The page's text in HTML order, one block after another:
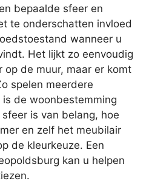
bepaalde sfeer en
te onderschatten invloed
wanneer u
Het lijkt zo eenvoudig
op de muur, maar er komt
spelen meerdere
de woonbestemming
is van belang, hoe
en zelf het meubilair
de kleurkeuze. Een
kan u helpen